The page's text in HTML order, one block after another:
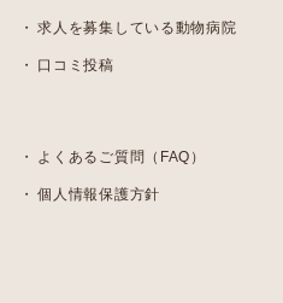
求人を募集している動物病院
口コミ投稿
よくあるご質問（FAQ）
個人情報保護方針